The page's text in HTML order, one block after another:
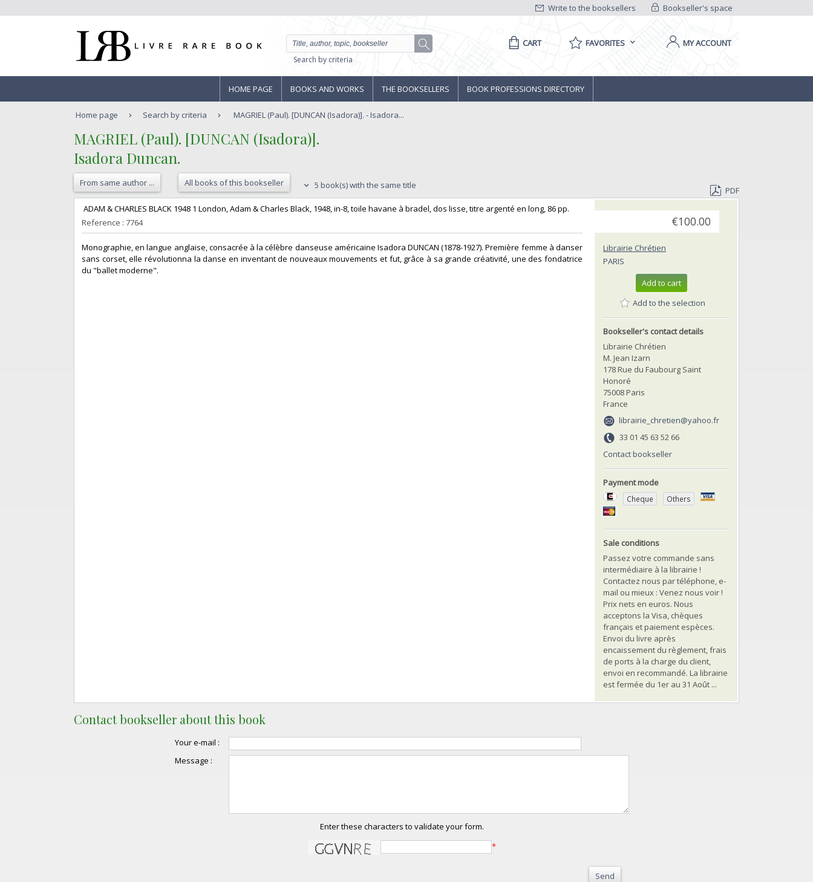
Bookseller's space
Write to the booksellers
Search by criteria
CART FAVORITES MY ACCOUNT
HOME PAGE BOOKS AND WORKS THE BOOKSELLERS BOOK PROFESSIONS DIRECTORY
Home page Search by criteria MAGRIEL (Paul). [DUNCAN (Isadora)]. - Isadora...
‎MAGRIEL (Paul). [DUNCAN (Isadora)]. ‎
‎Isadora Duncan. ‎
From same author ... All books of this bookseller 5 book(s) with the same title
PDF
‎ ADAM & CHARLES BLACK 1948 1 London, Adam & Charles Black, 1948, in-8, toile havane à bradel, dos lisse, titre argenté en long, 86 pp. ‎
Reference : 7764
‎Monographie, en langue anglaise, consacrée à la célèbre danseuse américaine Isadora DUNCAN (1878-1927). Première femme à danser
sans corset, elle révolutionna la danse en inventant de nouveaux mouvements et fut, grâce à sa grande créativité, une des fondatrice
du "ballet moderne". ‎
€100.00
Librairie Chrétien
PARIS
Add to cart
Add to the selection
Bookseller's contact details
Librairie Chrétien
M. Jean Izarn
178 Rue du Faubourg Saint
Honoré
75008 Paris
France
librairie_chretien@yahoo.fr
33 01 45 63 52 66
Contact bookseller
Payment mode
Cheque Others
Sale conditions
Passez votre commande sans
intermédiaire à la librairie !
Contactez nous par téléphone, e-
mail ou mieux : Venez nous voir !
Prix nets en euros. Nous
acceptons la Visa, chèques
français et paiement espèces.
Envoi du livre après
encaissement du règlement, frais
de ports à la charge du client,
envoi en recommandé. La librairie
est fermée du 1er au 31 Août ...
Contact bookseller about this book
Your e-mail :
Message :
Enter these characters to validate your form.
*
Send